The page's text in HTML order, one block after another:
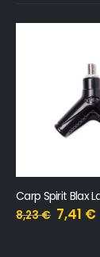
3,32€ 2,99€